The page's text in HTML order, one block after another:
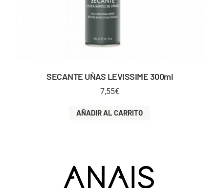
SECANTE UÑAS LEVISSIME 300ml
7,55€
AÑADIR AL CARRITO